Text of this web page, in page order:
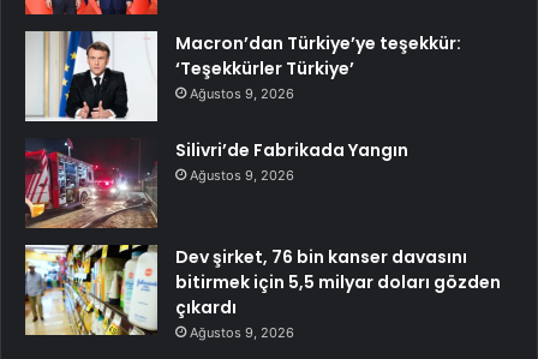
Macron’dan Türkiye’ye teşekkür:
‘Teşekkürler Türkiye’
Ağustos 9, 2026
Silivri’de Fabrikada Yangın
Ağustos 9, 2026
Dev şirket, 76 bin kanser davasını
bitirmek için 5,5 milyar doları gözden
çıkardı
Ağustos 9, 2026